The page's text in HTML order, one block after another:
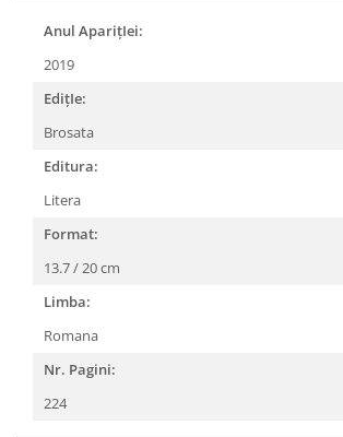
Anul AparițIei:
2019
EdițIe:
Brosata
Editura:
Litera
Format:
13.7 / 20 cm
Limba:
Romana
Nr. Pagini:
224